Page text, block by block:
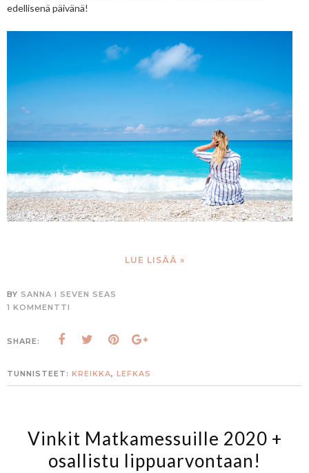
edellisenä päivänä!
LUE LISÄÄ »
BY SANNA I SEVEN SEAS
1 KOMMENTTI
SHARE:
TUNNISTEET: KREIKKA, LEFKAS
Vinkit Matkamessuille 2020 +
osallistu lippuarvontaan!